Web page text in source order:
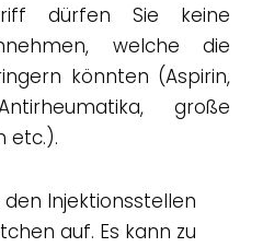
dürfen Sie keine
welche die
könnten (Aspirin,
große
etc.).
Injektionsstellen
auf. Es kann zu